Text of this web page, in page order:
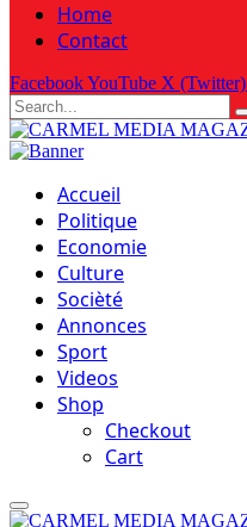
Home
Contact
FacebookYouTube X (Twitter)
Accueil
Politique
Economie
Culture
Socièté
Annonces
Sport
Videos
Shop
Checkout
Cart